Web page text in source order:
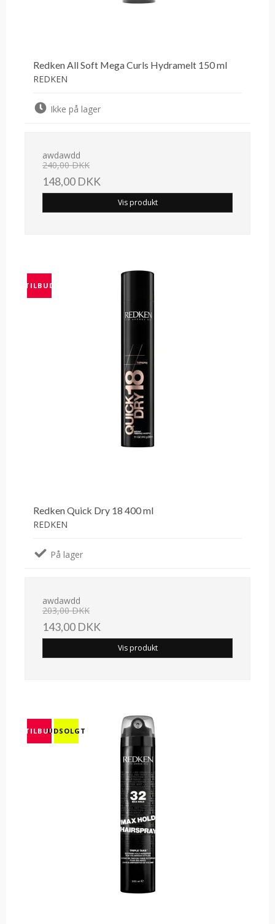
Redken All Soft Mega Curls Hydramelt 150 ml
REDKEN
Ikke på lager
awdawdd
240,00 DKK
148,00 DKK
Vis produkt
TILBUD
Redken Quick Dry 18 400 ml
REDKEN
På lager
awdawdd
203,00 DKK
143,00 DKK
Vis produkt
TILBUDUDSOLGT